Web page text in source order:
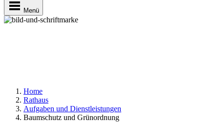
Menü
Home
Rathaus
Aufgaben und Dienstleistungen
Baumschutz und Grünordnung